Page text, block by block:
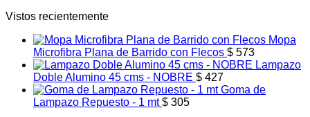
Vistos recientemente
Mopa
Microfibra Plana de Barrido con Flecos $ 573
Lampazo
Doble Alumino 45 cms - NOBRE $ 427
Goma de
Lampazo Repuesto - 1 mt $ 305